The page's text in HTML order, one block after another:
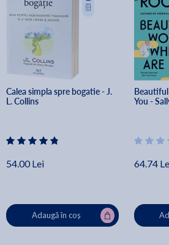
Calea simpla spre bogatie - J.
L. Collins
54.00 Lei
Adaugă în coș
You -
64.74